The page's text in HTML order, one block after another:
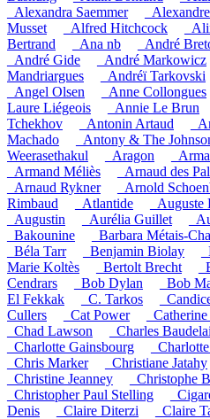
_Alexandra Saemmer
Musset
_Alfred Hitchcock
Bertrand
_Ana nb _André
_André Gide
_André Markowicz
Mandriargues
_Andréï Tarkovski
_Angel Olsen
_Anne Collongues
Laure Liégeois
_Annie Le Brun
Tchekhov
_Antonin Artaud
Machado
_Antony & The
Weerasethakul
_Aragon
_Armand Méliès
_Arnaud des
_Arnaud Rykner
_Arnold
Rimbaud
_Atlantide
_Augustin
_Aurélia Guillet
_Bakounine
_Barbara Métais-
_Béla Tarr
_Benjamin Biolay
Marie Koltès
_Bertolt Brecht
Cendrars
_Bob Dylan _Bob
El Fekkak
_C. Tarkos
Cullers
_Cat Power
_Chad Lawson
_Charles
_Charlotte Gainsbourg
_Chris Marker
_Christiane Jatahy
_Christine Jeanney
_Christophe
_Christopher Paul Stelling
Denis
_Claire Diterzi _Claire